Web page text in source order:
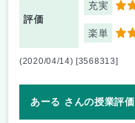
評価
充実 3
楽単 2
(2020/04/14) [3568313]
あーる さんの授業評価